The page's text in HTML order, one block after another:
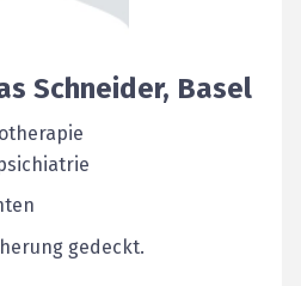
Schneider, Basel
gedeckt.